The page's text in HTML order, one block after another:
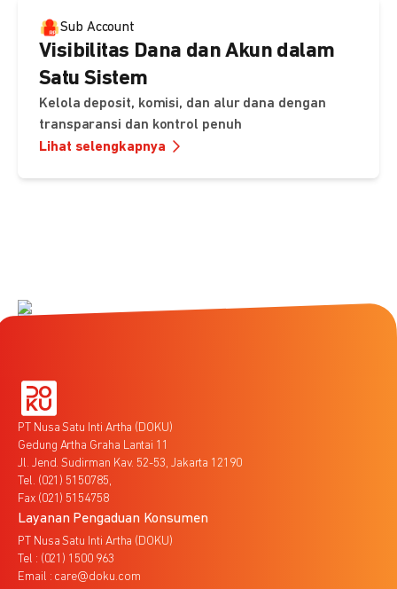
Sub Account
Visibilitas Dana dan Akun dalam
Satu Sistem
Kelola deposit, komisi, dan alur dana dengan
transparansi dan kontrol penuh
Lihat selengkapnya
PT Nusa Satu Inti Artha (DOKU)
Gedung Artha Graha Lantai 11
Jl. Jend. Sudirman Kav. 52-53, Jakarta 12190
Tel. (021) 5150785,
Fax (021) 5154758
Layanan Pengaduan Konsumen
PT Nusa Satu Inti Artha (DOKU)
Tel : (021) 1500 963
Email : care@doku.com